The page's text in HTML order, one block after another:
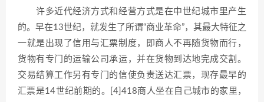
许多近代经济方式和经营方式是在中世纪城市里产生
的。早在13世纪，就发生了所谓“商业革命”，其最大特征之
一就是出现了信用与汇票制度，即商人不再随货物而行，
货物有专门的运输公司承运，并在货物到达地完成交割。
交易结算工作另有专门的信使负责送达汇票，现存最早的
汇票是14世纪前期的。[4]418商人坐在自己城市的家里，